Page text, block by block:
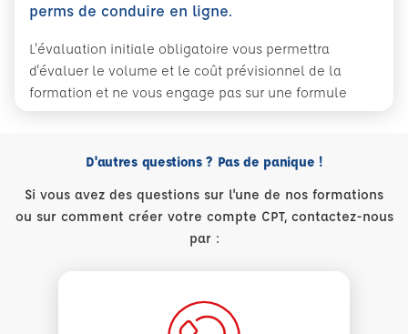
perms de conduire en ligne.
L'évaluation initiale obligatoire vous permettra
d'évaluer le volume et le coût prévisionnel de la
formation et ne vous engage pas sur une formule
D'autres questions ? Pas de panique !
Si vous avez des questions sur l'une de nos formations
ou sur comment créer votre compte CPT, contactez-nous
par :